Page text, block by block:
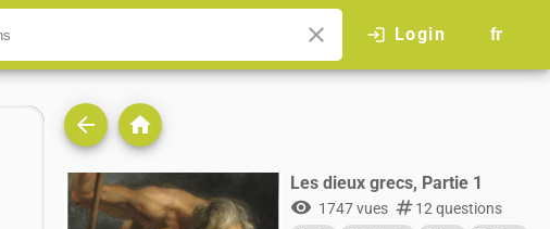
close login Login fr
arrow_back home
Les dieux grecs, Partie 1
visibility 1747 vues numbers12 questions